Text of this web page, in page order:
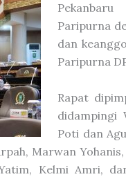
Paripurna
dan
Paripurna
Rapat
didampingi
Poti dan
Marwan
Kelmi Amri,